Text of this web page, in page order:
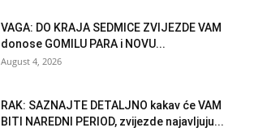
VAGA: DO KRAJA SEDMICE ZVIJEZDE VAM
donose GOMILU PARA i NOVU...
August 4, 2026
RAK: SAZNAJTE DETALJNO kakav će VAM
BITI NAREDNI PERIOD, zvijezde najavljuju...